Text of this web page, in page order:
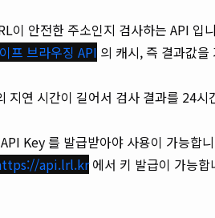
이 안전한 주소인지 검사하는 API 입
프 브라우징 API 의 캐시, 즉 결과값
지연 시간이 길어서 검사 결과를 24
Key 를 발급받아야 사용이 가능합
api.lrl.kr에서 키 발급이 가능합